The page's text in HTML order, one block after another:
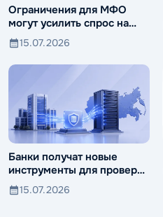
Ограничения для МФО
могут усилить спрос на
ломбарды
15.07.2026
Банки получат новые
инструменты для проверки
компаний и клиентов
15.07.2026